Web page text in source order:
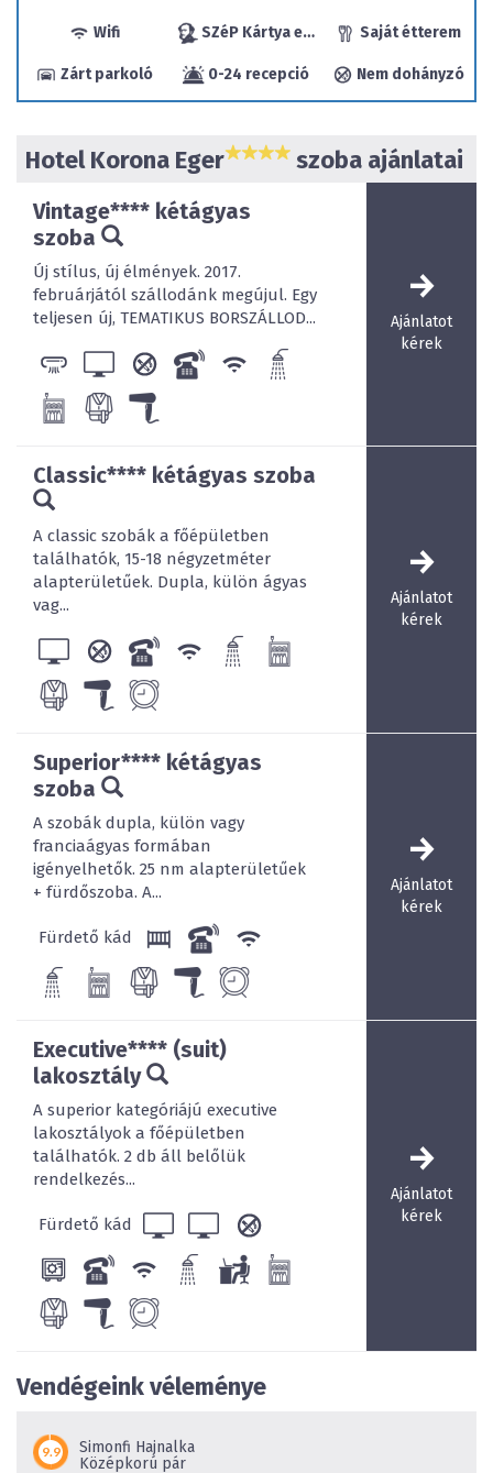
PINCE ÉS NEMZETI BORMÚZEUM valamint a világon
egyedülálló EGRI ROAD- BEATLES MÚZEUM
Az 1789-ben riolit tufába vájt eredeti pince rendszerben
található az István Pince  Nemzeti Bormúzeum. A
Borszentélyben több évig érleljük a Ház borait.
Vincellér borozóban és a pince éttermében
felejthetetlen gasztronómiai élményt nyújtó
vacsoraesteket rendezünk az ételek és borok
harmonizálásával.
Wifi SZéP Kártya elfogadóhely Saját étterem
Zárt parkoló 0-24 recepció Nem dohányzó
Hotel Korona Eger szoba ajánlatai
Vintage**** kétágyas
szoba
Új stílus, új élmények. 2017.
februárjától szállodánk megújul. Egy
teljesen új, TEMATIKUS BORSZÁLLOD...
Ajánlatot
kérek
Classic**** kétágyas szoba
A classic szobák a főépületben
találhatók, 15-18 négyzetméter
alapterületűek. Dupla, külön ágyas
vag...
Ajánlatot
kérek
Superior**** kétágyas
szoba
A szobák dupla, külön vagy
franciaágyas formában
igényelhetők. 25 nm alapterületűek
+ fürdőszoba. A...
Fürdető kád
Ajánlatot
kérek
Executive**** (suit)
lakosztály
A superior kategóriájú executive
lakosztályok a főépületben
találhatók. 2 db áll belőlük
rendelkezés...
Fürdető kád
Ajánlatot
kérek
Vendégeink véleménye
Simonfi Hajnalka
Középkorú pár